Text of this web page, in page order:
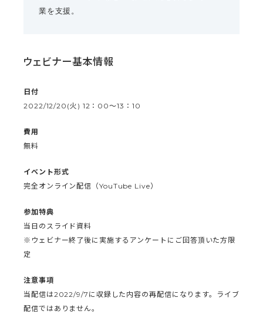
業を支援。
ウェビナー基本情報
日付
2022/12/20(火) 12：00〜13：10
費用
無料
イベント形式
完全オンライン配信（YouTube Live）
参加特典
当日のスライド資料
※ウェビナー終了後に実施するアンケートにご回答頂いた方限
定
注意事項
当配信は2022/9/7に収録した内容の再配信になります。ライブ
配信ではありません。